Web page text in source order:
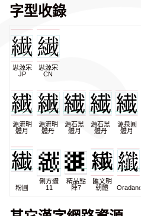
字型收錄
思源宋
JP
思源宋
CN
源流明
體月
源流明
體丹
源石黑
體月
源石黑
體丹
源泉圓
體月
粉圓
俐方體
11
精品點
陣7
匯文明
朝體
Oradano